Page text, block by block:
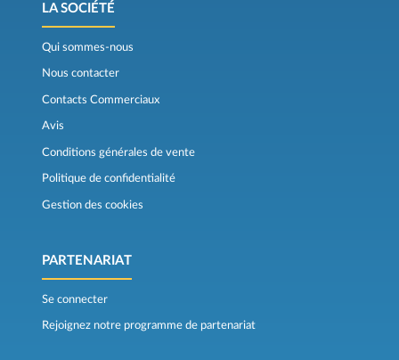
LA SOCIÉTÉ
Qui sommes-nous
Nous contacter
Contacts Commerciaux
Avis
Conditions générales de vente
Politique de confidentialité
Gestion des cookies
PARTENARIAT
Se connecter
Rejoignez notre programme de partenariat